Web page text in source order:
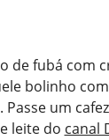
de fubá com
bolinho
um
leite do canal